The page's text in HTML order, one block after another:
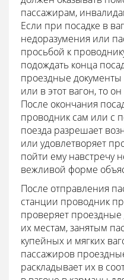
пассажирам,
Если при посадке в
недоразумения или
просьбой к
подождать конца
проездные
или в этот вагон, то
После окончания
проводник сам или с
поезда разрешает
или удовлетворяет
пойти ему навстречу
вежливой форме
После отправления
станции проводник
проверяет проездные
их местам, занятым
купейных и мягких
пассажиров
раскладывает их в